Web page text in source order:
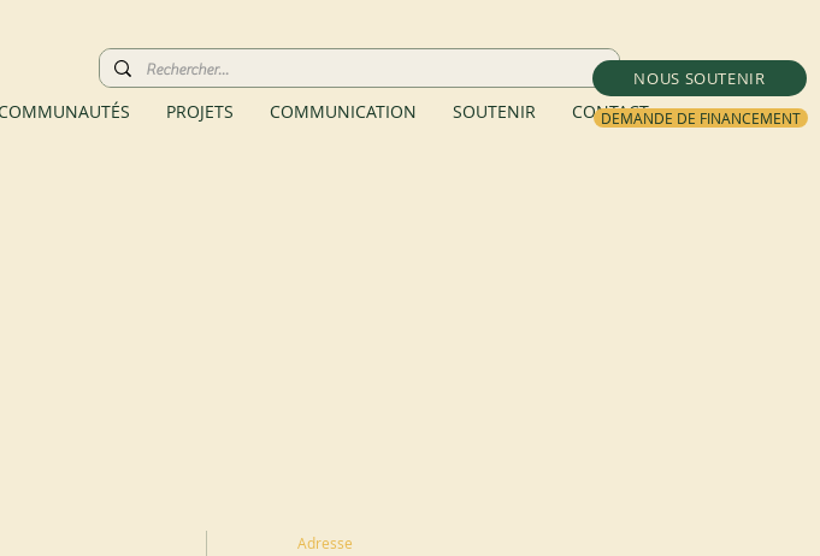
NOUS SOUTENIR
DEMANDE DE FINANCEMENT
PROJETS COMMUNICATION SOUTENIR CONTACT
Adresse